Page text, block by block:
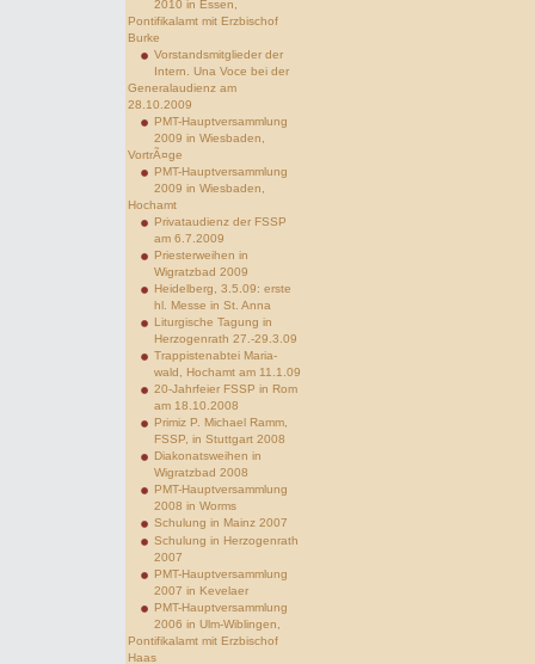
2010 in Essen,
Pontifikalamt mit Erzbischof
Burke
Vorstandsmitglieder der
Intern. Una Voce bei der
Generalaudienz am
28.10.2009
PMT-Hauptversammlung
2009 in Wiesbaden,
VortrÃ¤ge
PMT-Hauptversammlung
2009 in Wiesbaden,
Hochamt
Privataudienz der FSSP
am 6.7.2009
Priesterweihen in
Wigratzbad 2009
Heidelberg, 3.5.09: erste
hl. Messe in St. Anna
Liturgische Tagung in
Herzogenrath 27.-29.3.09
Trappistenabtei Maria-
wald, Hochamt am 11.1.09
20-Jahrfeier FSSP in Rom
am 18.10.2008
Primiz P. Michael Ramm,
FSSP, in Stuttgart 2008
Diakonatsweihen in
Wigratzbad 2008
PMT-Hauptversammlung
2008 in Worms
Schulung in Mainz 2007
Schulung in Herzogenrath
2007
PMT-Hauptversammlung
2007 in Kevelaer
PMT-Hauptversammlung
2006 in Ulm-Wiblingen,
Pontifikalamt mit Erzbischof
Haas